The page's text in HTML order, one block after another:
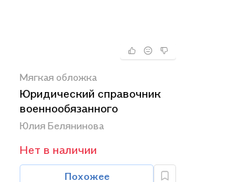
Мягкая обложка
Юридический справочник
военнообязанного
Юлия Белянинова
Нет в наличии
Похожее